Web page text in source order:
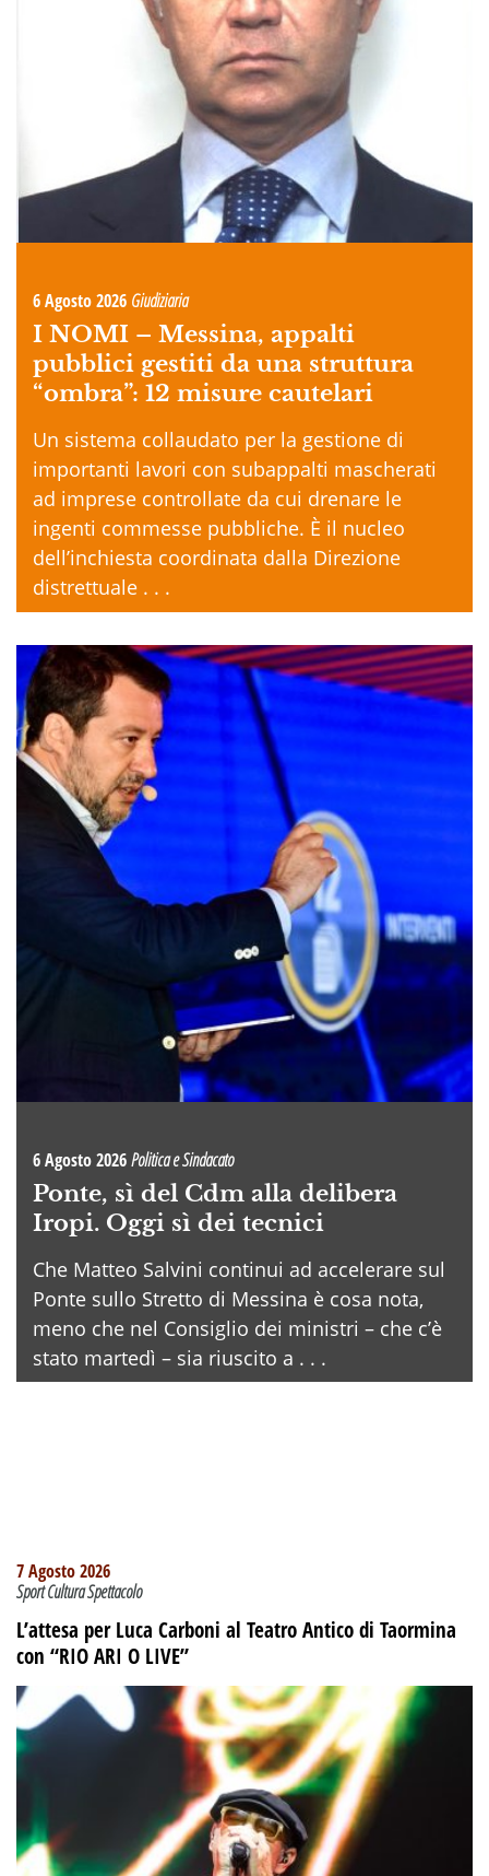
6 Agosto 2026 Giudiziaria
I NOMI – Messina, appalti
pubblici gestiti da una struttura
“ombra”: 12 misure cautelari
Un sistema collaudato per la gestione di
importanti lavori con subappalti mascherati
ad imprese controllate da cui drenare le
ingenti commesse pubbliche. È il nucleo
dell’inchiesta coordinata dalla Direzione
distrettuale . . .
6 Agosto 2026Politica e Sindacato
Ponte, sì del Cdm alla delibera
Iropi. Oggi sì dei tecnici
Che Matteo Salvini continui ad accelerare sul
Ponte sullo Stretto di Messina è cosa nota,
meno che nel Consiglio dei ministri – che c’è
stato martedì – sia riuscito a . . .
7 Agosto 2026
Sport Cultura Spettacolo
L’attesa per Luca Carboni al Teatro Antico di Taormina
con “RIO ARI O LIVE”